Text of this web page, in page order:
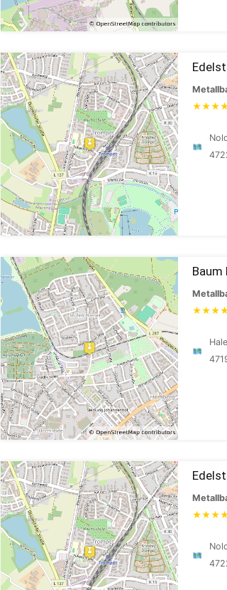
★★★
Baum
★★★
★★★